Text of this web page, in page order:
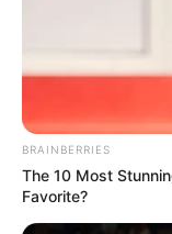
BRAINBERRIES
The 10 Most
Favorite?